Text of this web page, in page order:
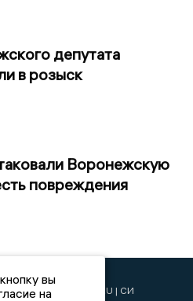
депутата
в розыск
Воронежскую
повреждения
© VORONEZHNEWS.RU | СИ
вы
на